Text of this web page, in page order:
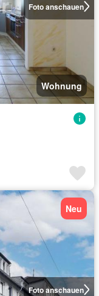
Foto anschauen
Wohnung
Foto anschauen
Neu